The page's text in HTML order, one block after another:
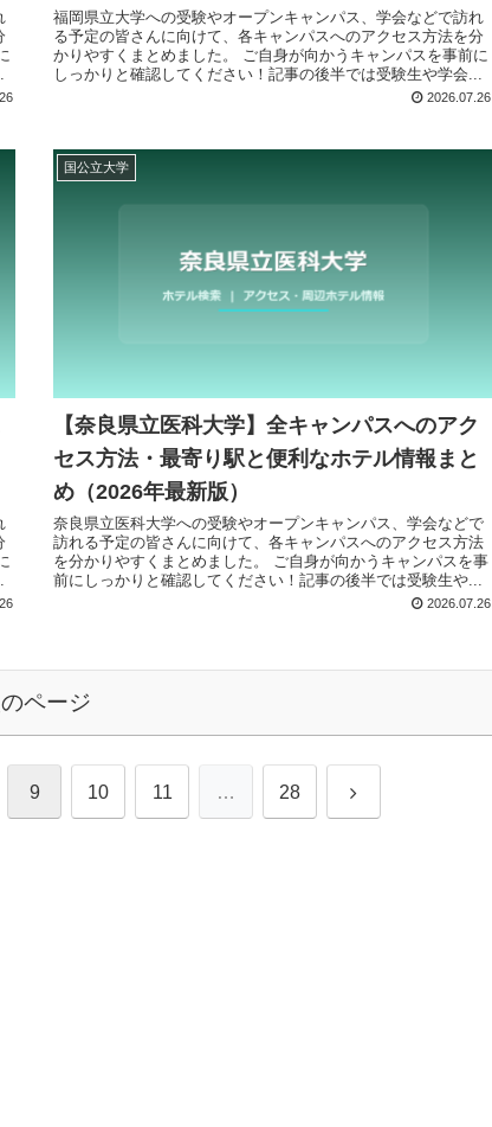
福岡県立大学への受験やオープンキャンパス、学会などで訪れ
る予定の皆さんに向けて、各キャンパスへのアクセス方法を分
かりやすくまとめました。 ご自身が向かうキャンパスを事前に
しっかりと確認してください！記事の後半では受験生や学会...
2026.07.26
国公立大学
【奈良県立医科大学】全キャンパスへのアク
セス方法・最寄り駅と便利なホテル情報まと
め（2026年最新版）
奈良県立医科大学への受験やオープンキャンパス、学会などで
訪れる予定の皆さんに向けて、各キャンパスへのアクセス方法
を分かりやすくまとめました。 ご自身が向かうキャンパスを事
前にしっかりと確認してください！記事の後半では受験生や...
2026.07.26
ページ
9 10 11 … 28